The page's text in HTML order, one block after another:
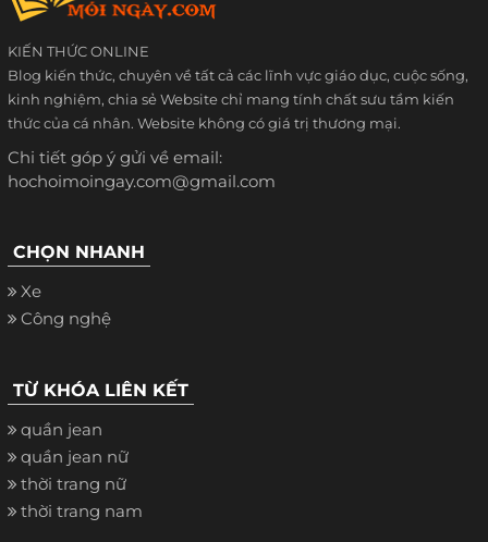
KIẾN THỨC ONLINE
Blog kiến thức, chuyên về tất cả các lĩnh vực giáo dục, cuộc sống,
kinh nghiệm, chia sẻ Website chỉ mang tính chất sưu tầm kiến
thức của cá nhân. Website không có giá trị thương mại.
Chi tiết góp ý gửi về email:
hochoimoingay.com@gmail.com
CHỌN NHANH
Xe
Công nghệ
TỪ KHÓA LIÊN KẾT
quần jean
quần jean nữ
thời trang nữ
thời trang nam